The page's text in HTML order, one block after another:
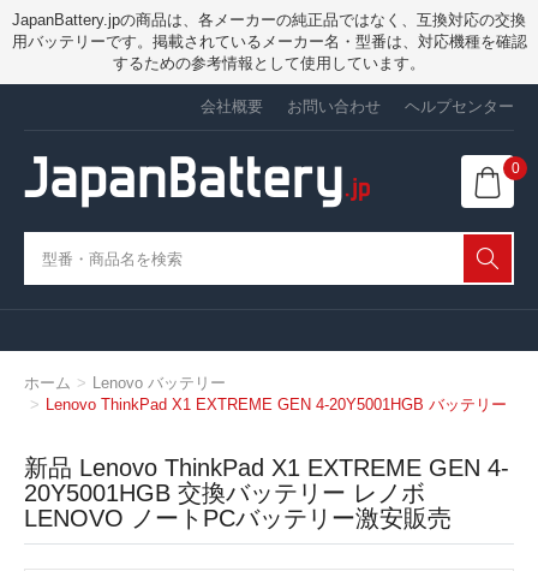
JapanBattery.jpの商品は、各メーカーの純正品ではなく、互換対応の交換
用バッテリーです。掲載されているメーカー名・型番は、対応機種を確認
するための参考情報として使用しています。
会社概要 お問い合わせ ヘルプセンター
0
ホーム
Lenovo バッテリー
Lenovo ThinkPad X1 EXTREME GEN 4-20Y5001HGB バッテリー
新品 Lenovo ThinkPad X1 EXTREME GEN 4-
20Y5001HGB 交換バッテリー レノボ
LENOVO ノートPCバッテリー激安販売